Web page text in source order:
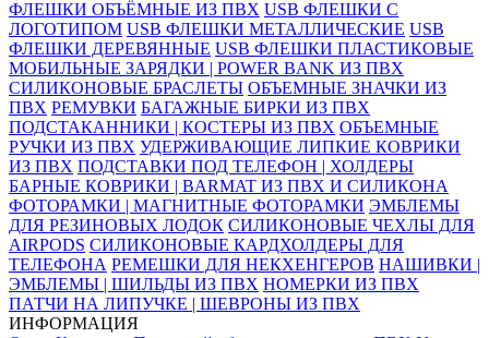
ФЛЕШКИ ОБЪЁМНЫЕ ИЗ ПВХ USB ФЛЕШКИ С
ЛОГОТИПОМ USB ФЛЕШКИ МЕТАЛЛИЧЕСКИЕ USB
ФЛЕШКИ ДЕРЕВЯННЫЕ USB ФЛЕШКИ ПЛАСТИКОВЫЕ
МОБИЛЬНЫЕ ЗАРЯДКИ | POWER BANK ИЗ ПВХ
СИЛИКОНОВЫЕ БРАСЛЕТЫ ОБЪЕМНЫЕ ЗНАЧКИ ИЗ
ПВХ РЕМУВКИ БАГАЖНЫЕ БИРКИ ИЗ ПВХ
ПОДСТАКАННИКИ | КОСТЕРЫ ИЗ ПВХ ОБЪЕМНЫЕ
РУЧКИ ИЗ ПВХ УДЕРЖИВАЮЩИЕ ЛИПКИЕ КОВРИКИ
ИЗ ПВХ ПОДСТАВКИ ПОД ТЕЛЕФОН | ХОЛДЕРЫ
БАРНЫЕ КОВРИКИ | BARMAT ИЗ ПВХ И СИЛИКОНА
ФОТОРАМКИ | МАГНИТНЫЕ ФОТОРАМКИ ЭМБЛЕМЫ
ДЛЯ РЕЗИНОВЫХ ЛОДОК СИЛИКОНОВЫЕ ЧЕХЛЫ ДЛЯ
AIRPODS СИЛИКОНОВЫЕ КАРДХОЛДЕРЫ ДЛЯ
ТЕЛЕФОНА РЕМЕШКИ ДЛЯ НЕКХЕНГЕРОВ НАШИВКИ |
ЭМБЛЕМЫ | ШИЛЬДЫ ИЗ ПВХ НОМЕРКИ ИЗ ПВХ
ПАТЧИ НА ЛИПУЧКЕ | ШЕВРОНЫ ИЗ ПВХ
ИНФОРМАЦИЯ